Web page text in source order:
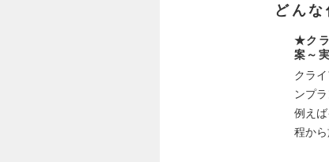
どん
★クラ
案～
クラ
ンプ
例え
程から